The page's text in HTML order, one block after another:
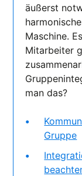
äußerst
Maschine.
Mitarbeiter
man das?
Gruppe